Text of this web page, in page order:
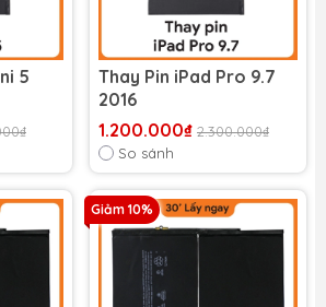
5
Thay Pin iPad Pro 9.7
2016
1.200.000₫ 2.300.000₫
So sánh
Giảm 10%